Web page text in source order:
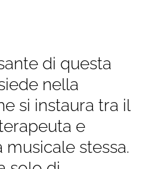
di questa
nella
si instaura tra il
e
musicale stessa.